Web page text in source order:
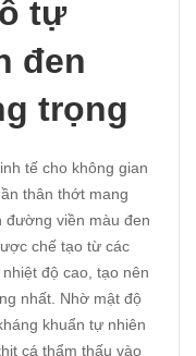
tự
đen
trọng
tế cho không gian
thân thớt mang
đường viền màu đen
chế tạo từ các
độ cao, tạo nên
nhất. Nhờ mật độ
khuẩn tự nhiên
cá thẩm thấu vào